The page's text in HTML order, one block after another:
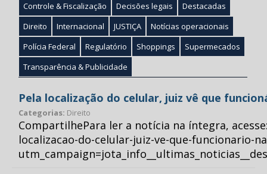
Controle & Fiscalização Decisões legais
Destacadas
Direito
Internacional JUSTIÇA
Notícias operacionais
Polícia Federal
Regulatório Shoppings
Supermecados
Transparência & Publicidade
Pela localização do celular, juiz vê que
Categorias: Direito
CompartilhePara ler a notícia na íntegra,
localizacao-do-celular-juiz-ve-que-funcionario-